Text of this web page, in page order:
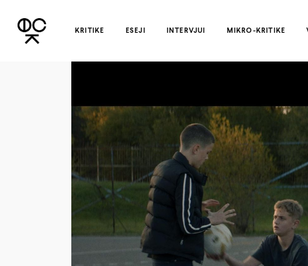
KRITIKE ESEJI INTERVJUI MIKRO-KRITIKE